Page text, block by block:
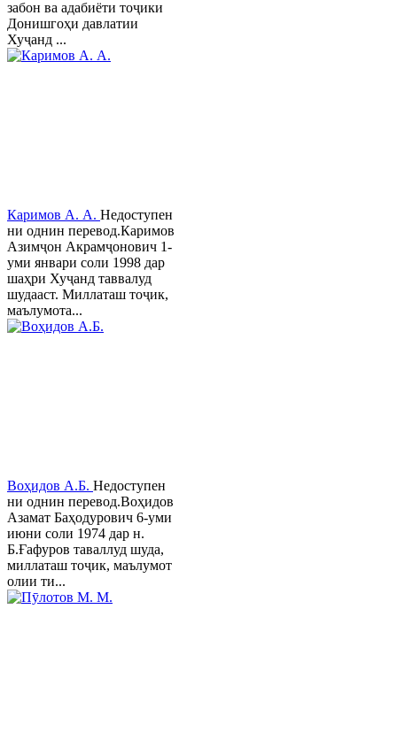
забон ва адабиёти тоҷики
Донишгоҳи давлатии
Хуҷанд ...
Каримов А. А. Недоступен
ни однин перевод.Каримов
Азимҷон Акрамҷонович 1-
уми январи соли 1998 дар
шаҳри Хуҷанд таввалуд
шудааст. Миллаташ тоҷик,
маълумота...
Воҳидов А.Б. Недоступен
ни однин перевод.Воҳидов
Азамат Баҳодурович 6-уми
июни соли 1974 дар н.
Б.Ғафуров таваллуд шуда,
миллаташ тоҷик, маълумот
олии ти...